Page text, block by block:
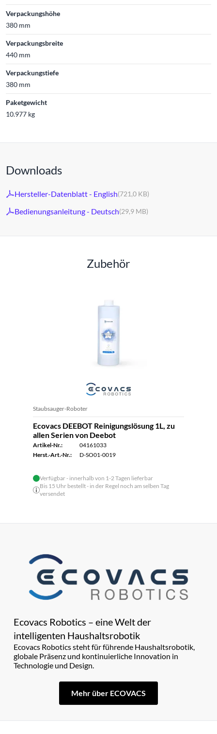
Verpackungshöhe
380 mm
Verpackungsbreite
440 mm
Verpackungstiefe
380 mm
Paketgewicht
10.977 kg
Downloads
Hersteller-Datenblatt - English(721,0 KB)
Bedienungsanleitung - Deutsch(29,9 MB)
Zubehör
Staubsauger-Roboter
Ecovacs DEEBOT Reinigungslösung 1L, zu
allen Serien von Deebot
Artikel-Nr.:
04161033
Herst.-Art.-Nr.:
D-SO01-0019
Verfügbar - innerhalb von 1-2 Tagen lieferbar
Bis 15 Uhr bestellt - in der Regel noch am selben Tag
versendet
Ecovacs Robotics – eine Welt der
intelligenten Haushaltsrobotik
Ecovacs Robotics steht für führende Haushaltsrobotik,
globale Präsenz und kontinuierliche Innovation in
Technologie und Design.
Mehr über ECOVACS